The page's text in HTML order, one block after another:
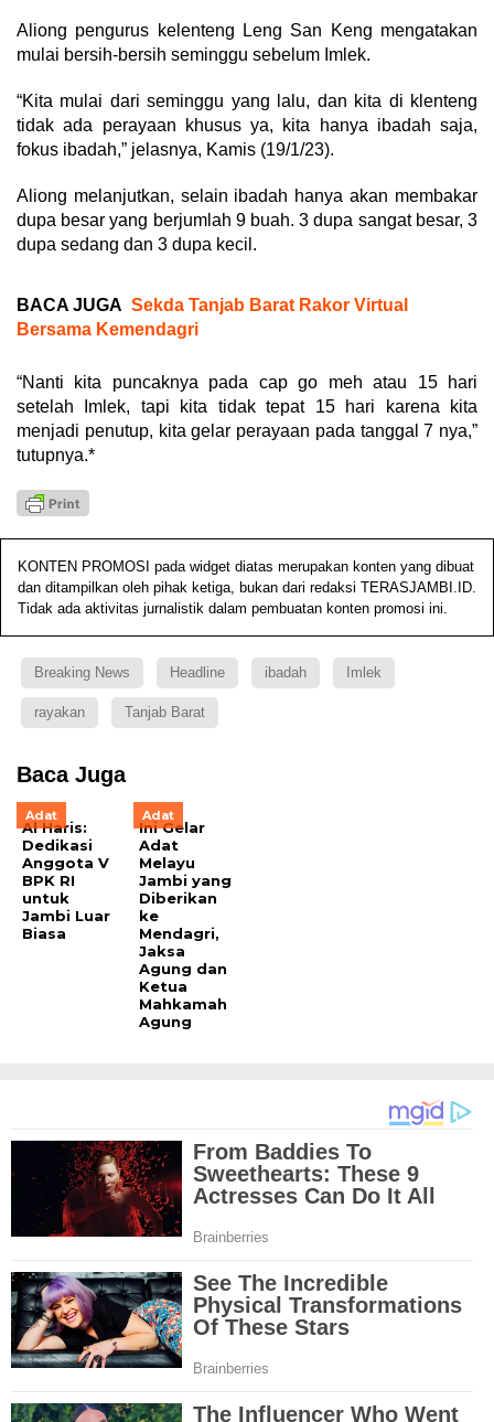
Aliong pengurus kelenteng Leng San Keng mengatakan
mulai bersih-bersih seminggu sebelum Imlek.
“Kita mulai dari seminggu yang lalu, dan kita di klenteng
tidak ada perayaan khusus ya, kita hanya ibadah saja,
fokus ibadah,” jelasnya, Kamis (19/1/23).
Aliong melanjutkan, selain ibadah hanya akan membakar
dupa besar yang berjumlah 9 buah. 3 dupa sangat besar, 3
dupa sedang dan 3 dupa kecil.
BACA JUGA Sekda Tanjab Barat Rakor Virtual
Bersama Kemendagri
“Nanti kita puncaknya pada cap go meh atau 15 hari
setelah Imlek, tapi kita tidak tepat 15 hari karena kita
menjadi penutup, kita gelar perayaan pada tanggal 7 nya,”
tutupnya.*
KONTEN PROMOSI pada widget diatas merupakan konten yang dibuat
dan ditampilkan oleh pihak ketiga, bukan dari redaksi TERASJAMBI.ID.
Tidak ada aktivitas jurnalistik dalam pembuatan konten promosi ini.
Breaking News Headline ibadah Imlek
rayakan Tanjab Barat
Baca Juga
Adat
Al Haris:
Dedikasi
Anggota V
BPK RI
untuk
Jambi Luar
Biasa
Adat
Ini Gelar
Adat
Melayu
Jambi yang
Diberikan
ke
Mendagri,
Jaksa
Agung dan
Ketua
Mahkamah
Agung